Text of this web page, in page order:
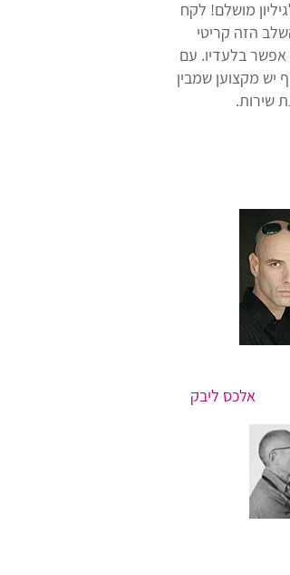
מושלם! לקח
הזה קריטי
אפשר בלעדיו. עם
יש מקצוען שמבין
שירות.
אלכס ליבק